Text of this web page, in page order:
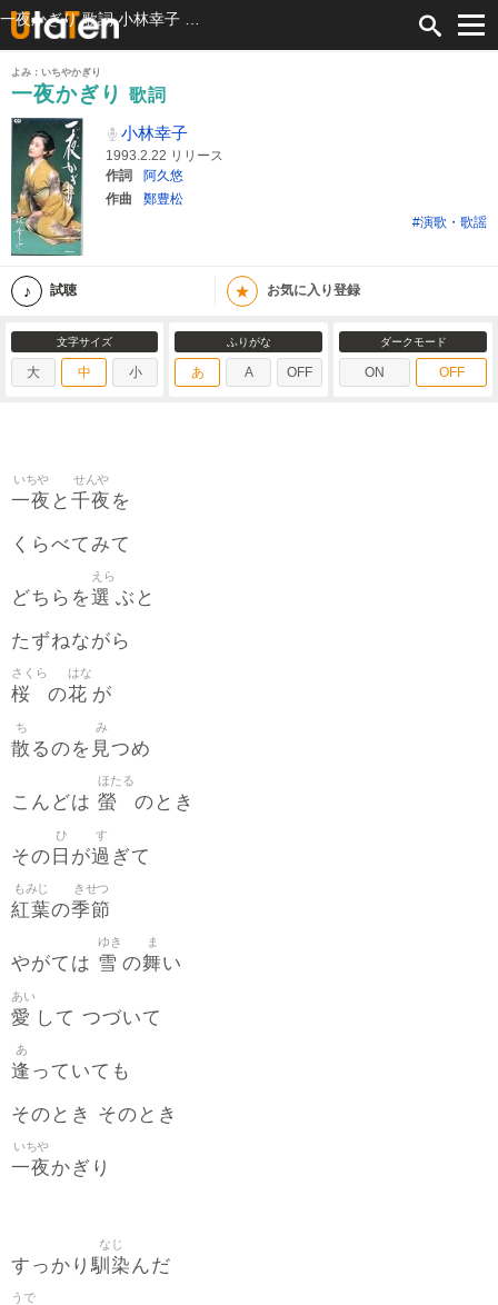
よみ：いちやかぎり
一夜かぎり
歌詞
小林幸子
1993.2.22 リリース
作詞
阿久悠
作曲
鄭豊松
#演歌・歌謡
試聴 ★ お気に入り登録
文字サイズ
大 中 小
ふりがな
あ A OFF
ダークモード
ON OFF
一夜
いちや
と 千夜
せんや
を
くらべてみて
どちらを選
えら
ぶと
たずねながら
桜
さくら
の花
はな
が
散
ち
るのを 見
み
つめ
こんどは 螢
ほたる
のとき
その 日
ひ
が過
す
ぎて
紅葉
もみじ
の季節
きせつ
やがては 雪
ゆき
の舞
ま
い
愛
あい
して つづいて
逢
あ
っていても
そのとき そのとき
一夜
いちや
かぎり
すっかり馴染
なじ
んだ
うで